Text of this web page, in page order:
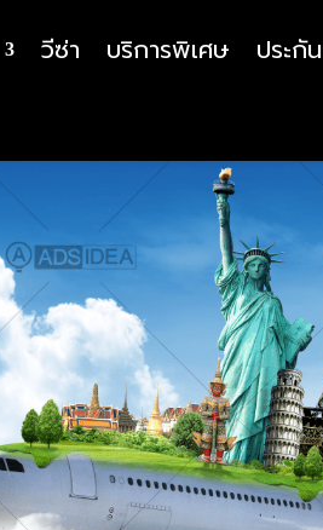
วีซ่า บริการพิเศษ ประกั